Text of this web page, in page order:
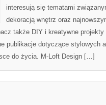
interesują się tematami
dekoracją wnętrz oraz
także DIY i kreatywne
publikacje dotyczące stylowych
do życia. M-Loft Design […]